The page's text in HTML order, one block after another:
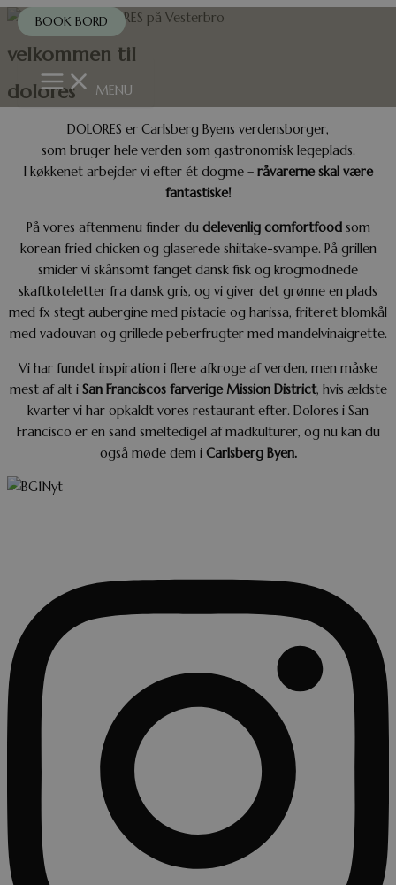
Gå
indholdet
BOOK BORD
Main
Menu MENU
velkommen til
dolores
DOLORES er Carlsberg Byens verdensborger,
som bruger hele verden som gastronomisk legeplads.
I køkkenet arbejder vi efter ét dogme – råvarerne skal være
fantastiske!
På vores aftenmenu finder du delevenlig comfortfoodsom
korean fried chicken og glaserede shiitake-svampe. På grillen
smider vi skånsomt fanget dansk fisk og krogmodnede
skaftkoteletter fra dansk gris, og vi giver det grønne en plads
med fx stegt aubergine med pistacie og harissa, friteret blomkål
med vadouvan og grillede peberfrugter med mandelvinaigrette.
Vi har fundet inspiration i flere afkroge af verden, men måske
mest af alt i San Franciscos farverige Mission District, hvis ældste
kvarter vi har opkaldt vores restaurant efter. Dolores i San
Francisco er en sand smeltedigel af madkulturer, og nu kan du
også møde dem i Carlsberg Byen.